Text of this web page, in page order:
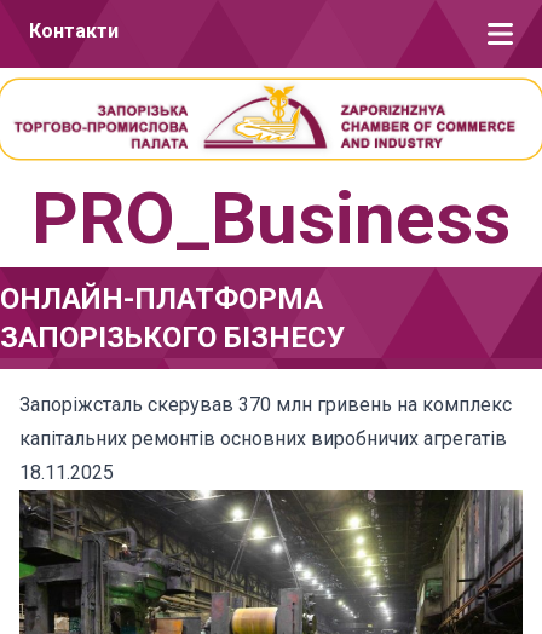
Контакти
PRO_Business
ОНЛАЙН-ПЛАТФОРМА
ЗАПОРІЗЬКОГО БІЗНЕСУ
Запоріжсталь скерував 370 млн гривень на комплекс
капітальних ремонтів основних виробничих агрегатів
18.11.2025